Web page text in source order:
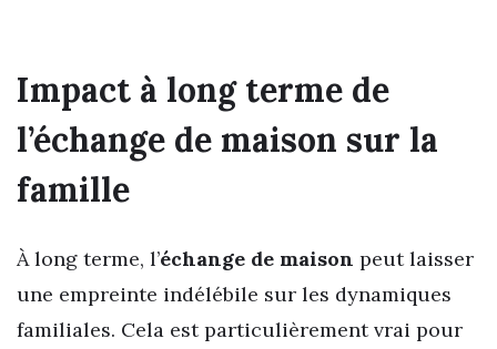
Impact à long terme de
l’échange de maison sur la
famille
À long terme, l’échange de maison peut laisser
une empreinte indélébile sur les dynamiques
familiales. Cela est particulièrement vrai pour